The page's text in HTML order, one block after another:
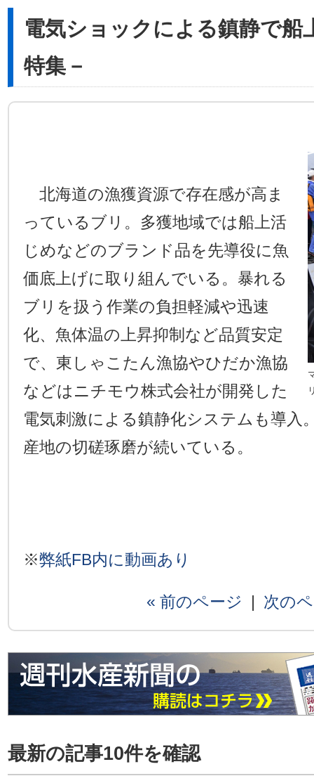
電気ショックによる鎮静で船
特集－
北海道の漁獲資源で存在感が高ま
っているブリ。多獲地域では船上活
じめなどのブランド品を先導役に魚
価底上げに取り組んでいる。暴れる
ブリを扱う作業の負担軽減や迅速
化、魚体温の上昇抑制など品質安定
で、東しゃこたん漁協やひだか漁協
などはニチモウ株式会社が開発した
電気刺激による鎮静化システムも導入
産地の切磋琢磨が続いている。
※弊紙FB内に動画あり
« 前のページ | 次の
最新の記事10件を確認